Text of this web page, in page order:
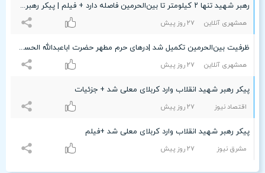
رهبر شهید تنها ۲ کیلومتر تا بین‌الحرمین فاصله دارد + فیلم | پیکر رهبر شهید انقلاب به آغاز مسیر اعلام شده در کربلای معلی رسید
همشهری آنلاین ۲۷ روز پیش
ظرفیت بین‌الحرمین تکمیل شد |‌درهای حرم مطهر حضرت اباعبدالله الحسین (ع) بسته شد
همشهری آنلاین ۲۷ روز پیش
پیکر رهبر شهید انقلاب وارد کربلای معلی شد + جزئیات
اقتصاد نیوز ۲۷ روز پیش
پیکر رهبر شهید انقلاب وارد کربلای معلی شد +فیلم
مشرق نیوز ۲۷ روز پیش